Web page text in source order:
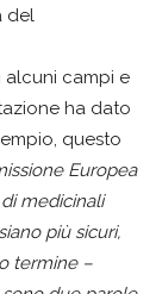
del
alcuni campi e
ha dato
questo
Europea
medicinali
più sicuri,
termine –